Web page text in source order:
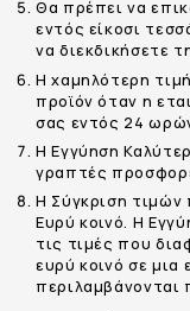
Θα πρέπει να
εντός είκοσι
να διεκδικήσετε
Η χαμηλότερη
προϊόν όταν η
σας εντός 24
Η Εγγύηση
γραπτές
Η Σύγκριση τιμών
Ευρύ κοινό. Η
τις τιμές που
ευρύ κοινό σε μια